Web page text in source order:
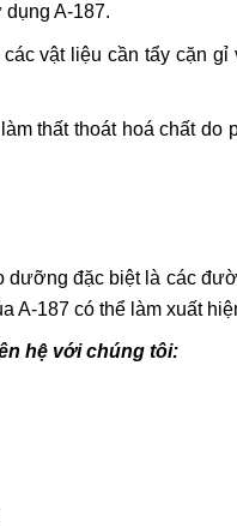
A-187.
vật liệu cần tẩy cặn
thất thoát hoá chất
đặc biệt là các
187 có thể làm xuất
hệ với chúng tôi: